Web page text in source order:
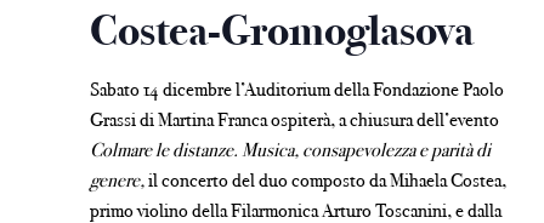
Costea-Gromoglasova
Sabato 14 dicembre l’Auditorium della Fondazione Paolo
Grassi di Martina Franca ospiterà, a chiusura dell’evento
Colmare le distanze. Musica, consapevolezza e parità di
genere,il concerto del duo composto da Mihaela Costea,
primo violino della Filarmonica Arturo Toscanini, e dalla